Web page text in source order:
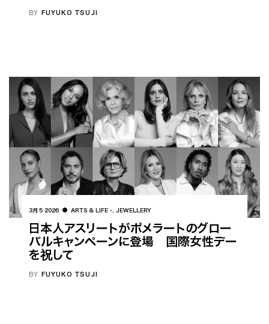
BY FUYUKO TSUJI
3月 5 2026 ARTS & LIFE JEWELLERY
日本人アスリートがポメラートのグロー
バルキャンペーンに登場 国際女性デー
を祝して
BY FUYUKO TSUJI